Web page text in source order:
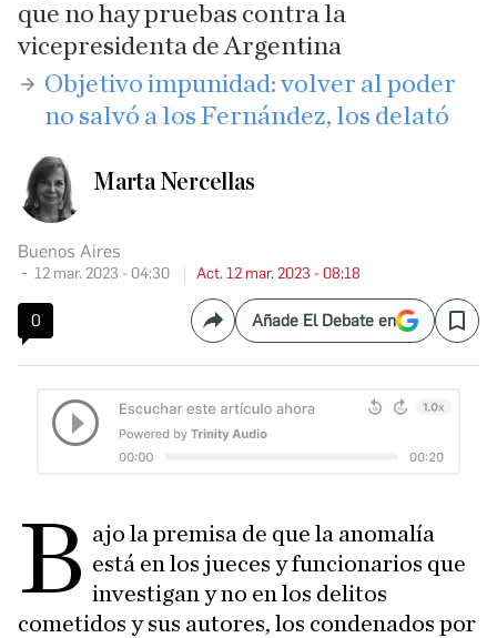
que no hay pruebas contra la
vicepresidenta de Argentina
Objetivo impunidad: volver al poder
no salvó a los Fernández, los delató
Marta Nercellas
Buenos Aires
12 mar. 2023 - 04:30 Act. 12 mar. 2023 - 08:18
0 CompartirAñade El Debate en Save
B ajo la premisa de que la anomalía
está en los jueces y funcionarios que
investigan y no en los delitos
cometidos y sus autores, los condenados por